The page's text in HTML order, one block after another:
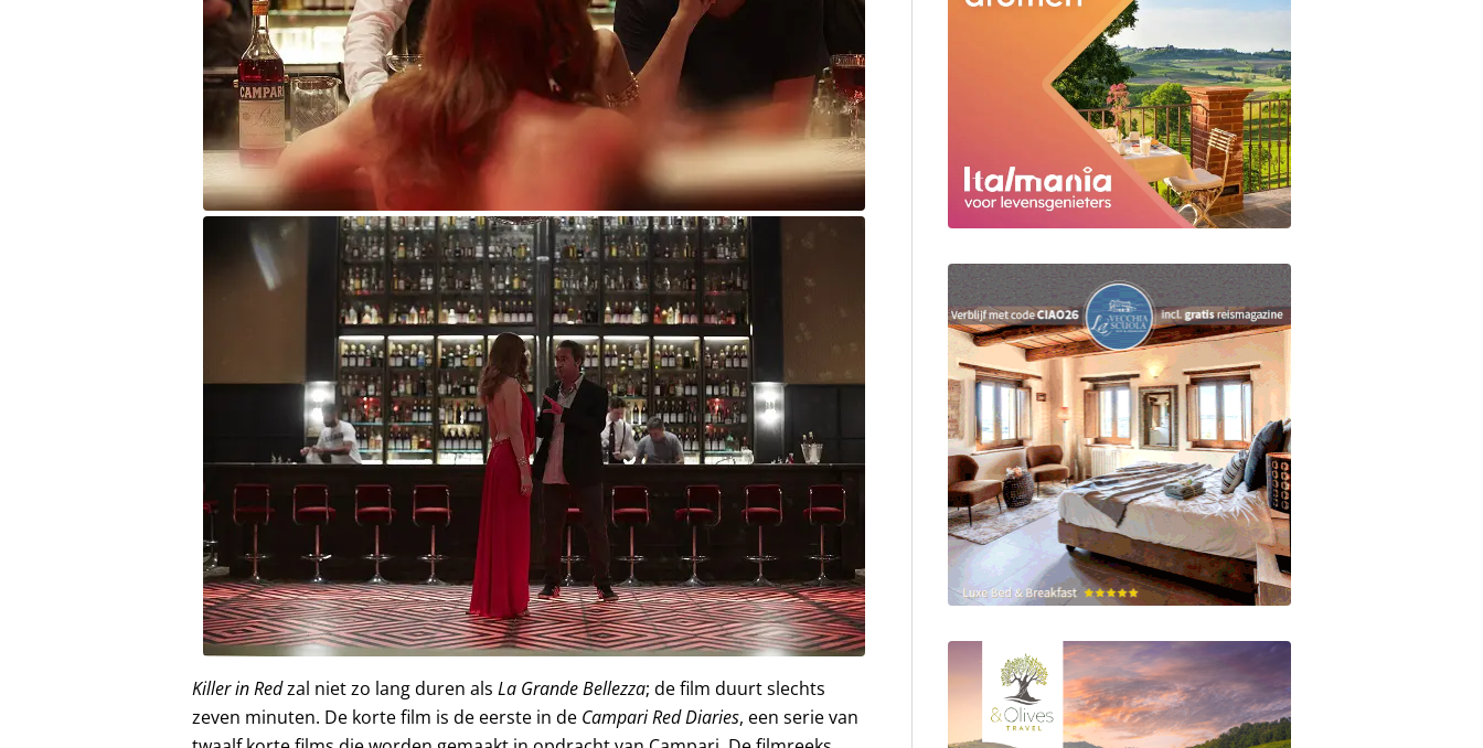
Killer in Redzal niet zo lang duren alsLa Grande Bellezza; de film duurt slechts
zeven minuten. De korte film is de eerste in de Campari Red Diaries, een serie van